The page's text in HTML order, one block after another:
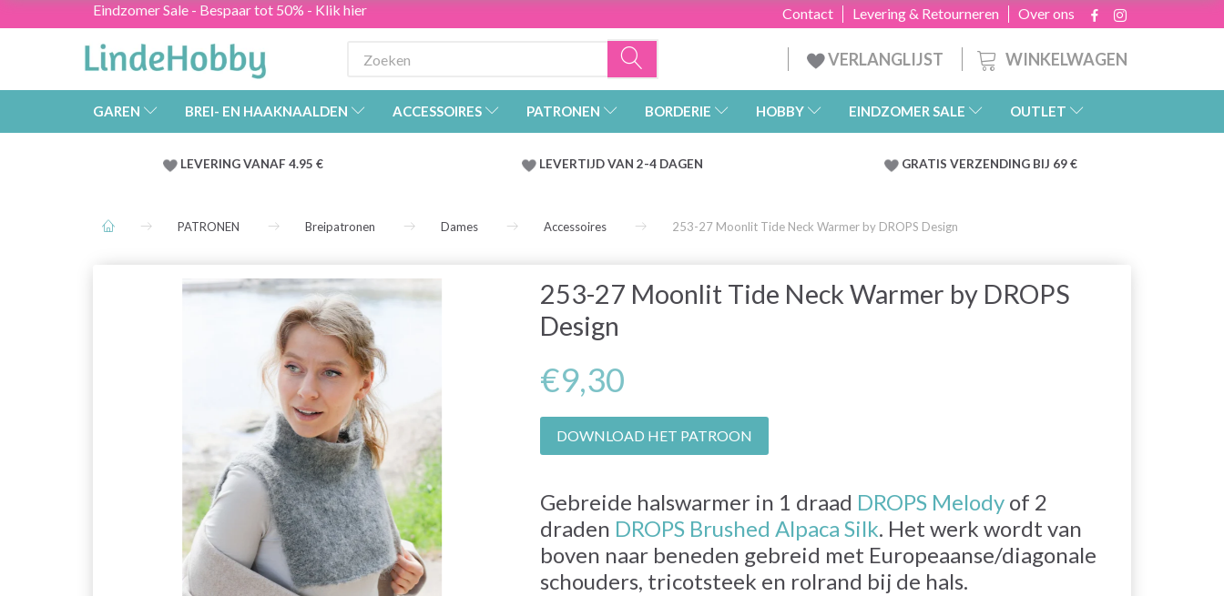
Eindzomer Sale - Bespaar tot 50% - Klik hier Over ons
Levering & Retourneren
Contact
WINKELWAGEN
VERLANGLIJST
GAREN BREI- EN HAAKNAALDEN ACCESSOIRES PATRONEN BORDERIE HOBBY EINDZOMER SALE OUTLET
LEVERING VANAF 4.95 € LEVERTIJD VAN 2-4 DAGEN GRATIS VERZENDING BIJ 69 €
PATRONEN Breipatronen Dames Accessoires 253-27 Moonlit Tide Neck Warmer by DROPS Design
253-27 Moonlit Tide Neck Warmer by DROPS
Design
€9,30
DOWNLOAD HET PATROON
Gebreide halswarmer in 1 draad DROPS Melodyof 2
draden DROPS Brushed Alpaca Silk. Het werk wordt van
boven naar beneden gebreid met Europeaanse/diagonale
schouders, tricotsteek en rolrand bij de hals.